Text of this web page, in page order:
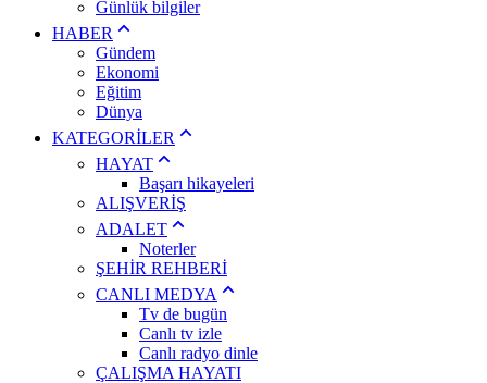
Günlük bilgiler
HABER
Gündem
Ekonomi
Eğitim
Dünya
KATEGORİLER
HAYAT
Başarı hikayeleri
ALIŞVERİŞ
ADALET
Noterler
ŞEHİR REHBERİ
CANLI MEDYA
Tv de bugün
Canlı tv izle
Canlı radyo dinle
ÇALIŞMA HAYATI